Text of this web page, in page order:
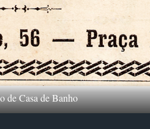
de Casa de Banho